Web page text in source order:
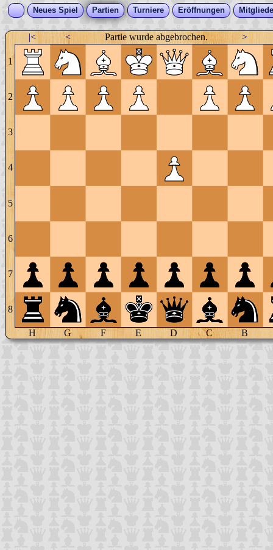
Neues Spiel Partien Turniere Eröffnungen
|< < Partie wurde abgebrochen. >
1
2
3
4
5
6
7
8
H G F E D C B